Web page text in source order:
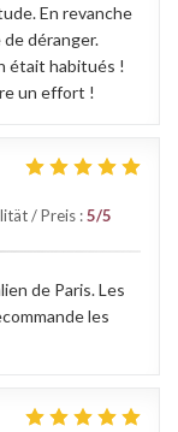
En revanche
déranger.
était habitués !
un effort !
/ Preis :5/5
de Paris. Les
les